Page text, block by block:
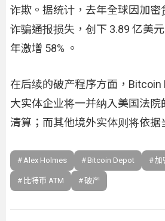
诈欺。据统计，去年全球因加密
诈骗通报损失，创下 3.89 亿美
年激增 58% 。
在后续的破产程序方面，Bitcoin
大实体企业将一并纳入美国法
清算；而其他境外实体则将依据
Alex Holmes Bitcoin Depot 加
比特币 ATM 破产